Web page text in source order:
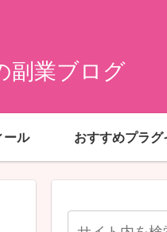
副業ブログ
ール おすすめプラグ